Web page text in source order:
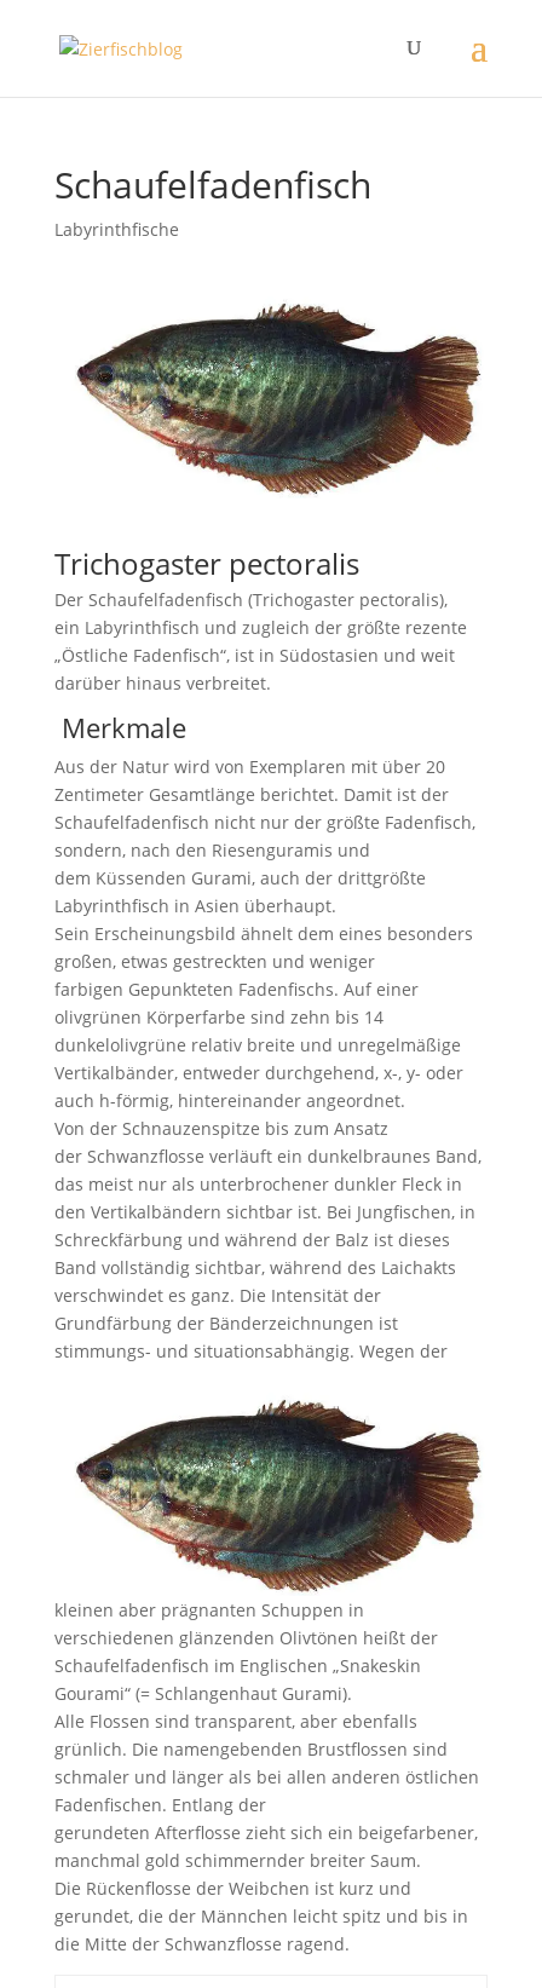
Schaufelfadenfisch
Labyrinthfische
Trichogaster pectoralis
Der Schaufelfadenfisch (Trichogaster pectoralis),
ein Labyrinthfisch und zugleich der größte rezente
„Östliche Fadenfisch“, ist in Südostasien und weit
darüber hinaus verbreitet.
Merkmale
Aus der Natur wird von Exemplaren mit über 20
Zentimeter Gesamtlänge berichtet. Damit ist der
Schaufelfadenfisch nicht nur der größte Fadenfisch,
sondern, nach den Riesenguramis und
dem Küssenden Gurami, auch der drittgrößte
Labyrinthfisch in Asien überhaupt.
Sein Erscheinungsbild ähnelt dem eines besonders
großen, etwas gestreckten und weniger
farbigen Gepunkteten Fadenfischs. Auf einer
olivgrünen Körperfarbe sind zehn bis 14
dunkelolivgrüne relativ breite und unregelmäßige
Vertikalbänder, entweder durchgehend, x-, y- oder
auch h-förmig, hintereinander angeordnet.
Von der Schnauzenspitze bis zum Ansatz
der Schwanzflosse verläuft ein dunkelbraunes Band,
das meist nur als unterbrochener dunkler Fleck in
den Vertikalbändern sichtbar ist. Bei Jungfischen, in
Schreckfärbung und während der Balz ist dieses
Band vollständig sichtbar, während des Laichakts
verschwindet es ganz. Die Intensität der
Grundfärbung der Bänderzeichnungen ist
stimmungs- und situationsabhängig. Wegen der
kleinen aber prägnanten Schuppen in
verschiedenen glänzenden Olivtönen heißt der
Schaufelfadenfisch im Englischen „Snakeskin
Gourami“ (= Schlangenhaut Gurami).
Alle Flossen sind transparent, aber ebenfalls
grünlich. Die namengebenden Brustflossen sind
schmaler und länger als bei allen anderen östlichen
Fadenfischen. Entlang der
gerundeten Afterflosse zieht sich ein beigefarbener,
manchmal gold schimmernder breiter Saum.
Die Rückenflosse der Weibchen ist kurz und
gerundet, die der Männchen leicht spitz und bis in
die Mitte der Schwanzflosse ragend.